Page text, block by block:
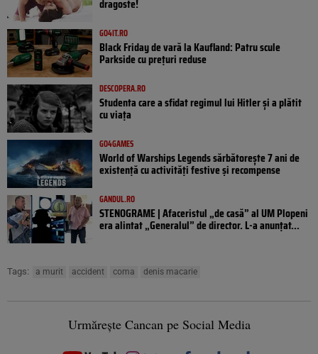
dragoste!
GO4IT.RO
Black Friday de vară la Kaufland: Patru scule
Parkside cu prețuri reduse
DESCOPERA.RO
Studenta care a sfidat regimul lui Hitler și a plătit
cu viața
GO4GAMES
World of Warships Legends sărbătorește 7 ani de
existență cu activități festive și recompense
GANDUL.RO
STENOGRAME | Afaceristul „de casă” al UM Plopeni
era alintat „Generalul” de director. L-a anunțat...
Tags: a murit accident coma denis macarie
Urmărește Cancan pe Social Media